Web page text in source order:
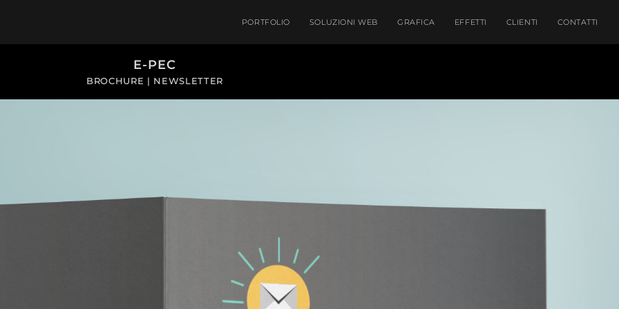
PORTFOLIO SOLUZIONI WEB GRAFICA EFFETTI CLIENTI CONTATTI
E-PEC
BROCHURE | NEWSLETTER